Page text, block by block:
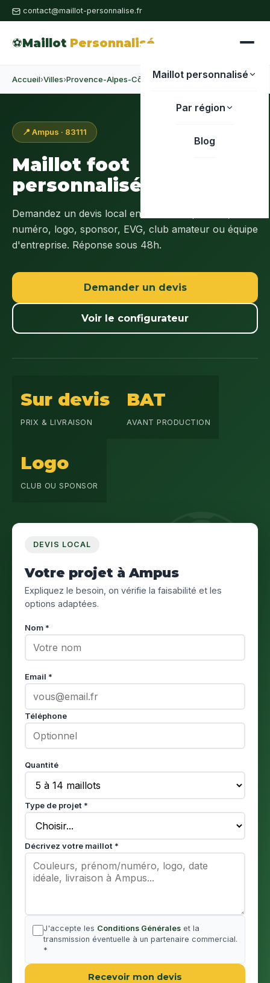
contact@maillot-personnalise.fr
⚽Maillot Personnalisé
Maillot personnalisé
Par région
Blog
Accueil›Villes›Provence-Alpes-Côte d'Azur›Var›Ampus
📍 Ampus · 83111
Maillot foot
personnalisé à
Demandez un devis local en
numéro, logo, sponsor, EVG, club amateur ou équipe
d'entreprise. Réponse sous 48h.
Demander un devis
Voir le configurateur
Sur devis
PRIX & LIVRAISON
BAT
AVANT PRODUCTION
Logo
CLUB OU SPONSOR
DEVIS LOCAL
Votre projet à Ampus
Expliquez le besoin, on vérifie la faisabilité et les
options adaptées.
Nom *
Email *
Téléphone
Quantité
Type de projet *
Décrivez votre maillot *
J'accepte les Conditions Générales et la
transmission éventuelle à un partenaire commercial.
*
Recevoir mon devis